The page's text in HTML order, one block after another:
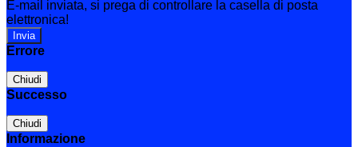
E-mail inviata, si prega di controllare la casella di posta
elettronica!
Errore
Chiudi
Successo
Chiudi
Informazione